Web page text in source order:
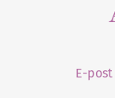
E-post